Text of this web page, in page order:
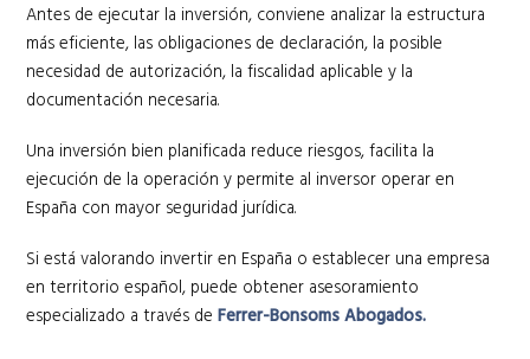
Antes de ejecutar la inversión, conviene analizar la estructura
más eficiente, las obligaciones de declaración, la posible
necesidad de autorización, la fiscalidad aplicable y la
documentación necesaria.
Una inversión bien planificada reduce riesgos, facilita la
ejecución de la operación y permite al inversor operar en
España con mayor seguridad jurídica.
Si está valorando invertir en España o establecer una empresa
en territorio español, puede obtener asesoramiento
especializado a través deFerrer-Bonsoms Abogados.